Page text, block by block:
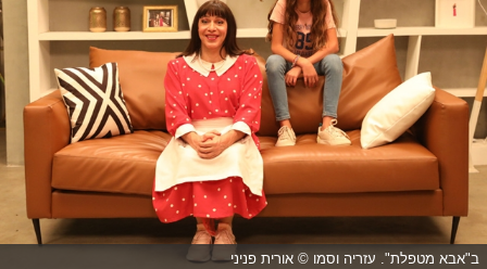
ב"אבא מטפלת". עזריה וסמו © אורית פניני